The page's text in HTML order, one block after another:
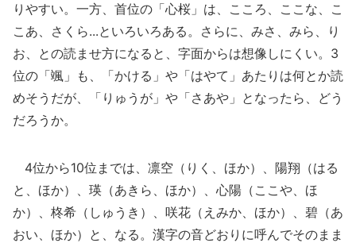
りやすい。一方、首位の「心桜」は、こころ、ここな、こ
こあ、さくら...といろいろある。さらに、みさ、みら、り
お、との読ませ方になると、字面からは想像しにくい。3
位の「颯」も、「かける」や「はやて」あたりは何とか読
めそうだが、「りゅうが」や「さあや」となったら、どう
だろうか。
4位から10位までは、凛空（りく、ほか）、陽翔（はる
と、ほか）、瑛（あきら、ほか）、心陽（ここや、ほ
か）、柊希（しゅうき）、咲花（えみか、ほか）、碧（あ
おい、ほか）と、なる。漢字の音どおりに呼んでそのまま